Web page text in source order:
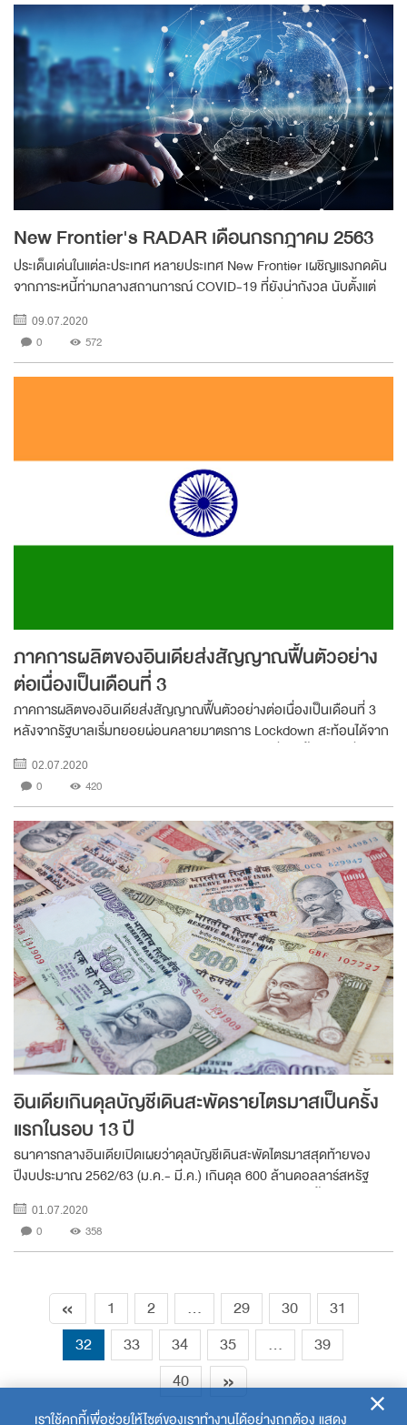
New Frontier's RADAR เดือนกรกฎาคม 2563
ประเด็นเด่นในแต่ละประเทศ หลายประเทศ New Frontier เผชิญแรงกดดัน
จากภาระหนี้ท่ามกลางสถานการณ์ COVID-19 ที่ยังน่ากังวล นับตั้งแต่
การอัดฉีดเม็ดเงินจำนวนมากเพื่อ...
09.07.2020
0 572
ภาคการผลิตของอินเดียส่งสัญญาณฟื้นตัวอย่าง
ต่อเนื่องเป็นเดือนที่ 3
ภาคการผลิตของอินเดียส่งสัญญาณฟื้นตัวอย่างต่อเนื่องเป็นเดือนที่ 3
หลังจากรัฐบาลเริ่มทยอยผ่อนคลายมาตรการ Lockdown สะท้อนได้จาก
ดัชนี Manufacturing PMI ของอินเดียเดือน มิ.ย. ที่ปรับขึ้นมาอยู่ที่ระดับ
47.2 เทียบกับระดับ 30.8 ...
02.07.2020
0 420
อินเดียเกินดุลบัญชีเดินสะพัดรายไตรมาสเป็นครั้ง
แรกในรอบ 13 ปี
ธนาคารกลางอินเดียเปิดเผยว่าดุลบัญชีเดินสะพัดไตรมาสสุดท้ายของ
ปีงบประมาณ 2562/63 (ม.ค.- มี.ค.) เกินดุล 600 ล้านดอลลาร์สหรัฐ
หรือราว 0.1% ของ GDP นับเป็นการเกินดุลรายไตรมาสครั้งแรกในรอบ
13 ปี เนื่องจากอินเดียขาดดุลการค้าลดล...
01.07.2020
0 358
« 1 2 ... 29 30
31
32
33 34 35 ...
39
40
»
เราใช้คุกกี้เพื่อช่วยให้ไซต์ของเราทำงานได้อย่างถูกต้อง แสดง